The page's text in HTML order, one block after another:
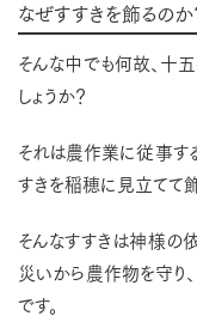
なぜすすきを飾るのか
そんな中でも何故、十
しょうか？
それは農作業に従事す
すきを稲穂に見立てて
そんなすすきは神様の
災いから農作物を守り
です。